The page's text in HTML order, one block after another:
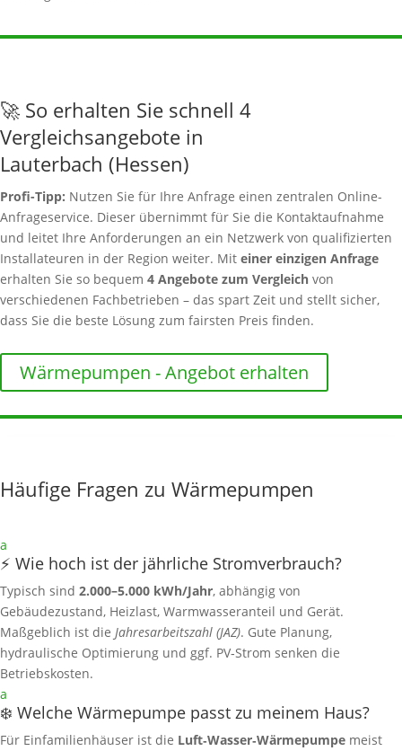
🚀 So erhalten Sie schnell 4
Vergleichsangebote in
Lauterbach (Hessen)
Profi-Tipp: Nutzen Sie für Ihre Anfrage einen zentralen Online-
Anfrageservice. Dieser übernimmt für Sie die Kontaktaufnahme
und leitet Ihre Anforderungen an ein Netzwerk von qualifizierten
Installateuren in der Region weiter. Mit einer einzigen Anfrage
erhalten Sie so bequem 4 Angebote zum Vergleich von
verschiedenen Fachbetrieben – das spart Zeit und stellt sicher,
dass Sie die beste Lösung zum fairsten Preis finden.
Wärmepumpen - Angebot erhalten
Häufige Fragen zu Wärmepumpen
a
⚡ Wie hoch ist der jährliche Stromverbrauch?
Typisch sind 2.000–5.000 kWh/Jahr, abhängig von
Gebäudezustand, Heizlast, Warmwasseranteil und Gerät.
Maßgeblich ist die Jahresarbeitszahl (JAZ). Gute Planung,
hydraulische Optimierung und ggf. PV‑Strom senken die
Betriebskosten.
a
❄️ Welche Wärmepumpe passt zu meinem Haus?
Für Einfamilienhäuser ist die Luft‑Wasser‑Wärmepumpe meist